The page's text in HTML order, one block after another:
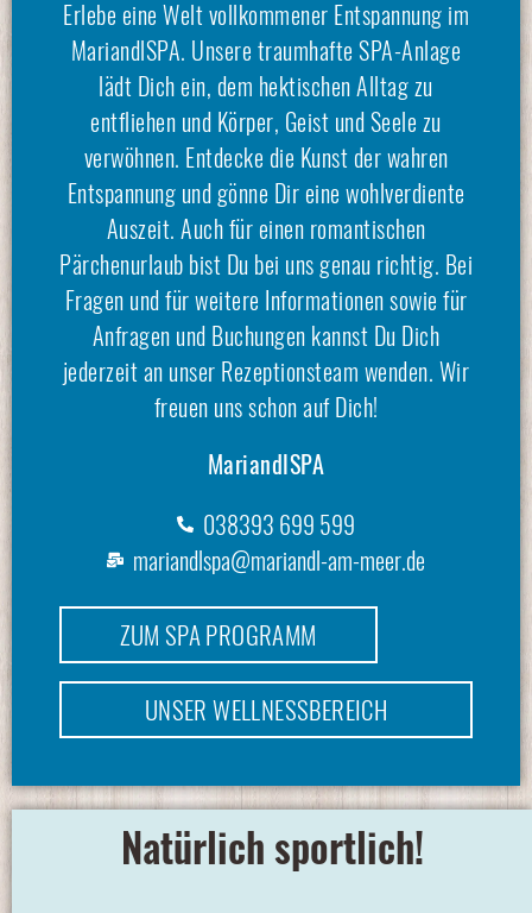
Erlebe eine Welt vollkommener Entspannung im
MariandlSPA. Unsere traumhafte SPA-Anlage
lädt Dich ein, dem hektischen Alltag zu
entfliehen und Körper, Geist und Seele zu
verwöhnen. Entdecke die Kunst der wahren
Entspannung und gönne Dir eine wohlverdiente
Auszeit. Auch für einen romantischen
Pärchenurlaub bist Du bei uns genau richtig. Bei
Fragen und für weitere Informationen sowie für
Anfragen und Buchungen kannst Du Dich
jederzeit an unser Rezeptionsteam wenden. Wir
freuen uns schon auf Dich!
MariandlSPA
038393 699 599
mariandlspa@mariandl-am-meer.de
ZUM SPA PROGRAMM
UNSER WELLNESSBEREICH
Natürlich sportlich!